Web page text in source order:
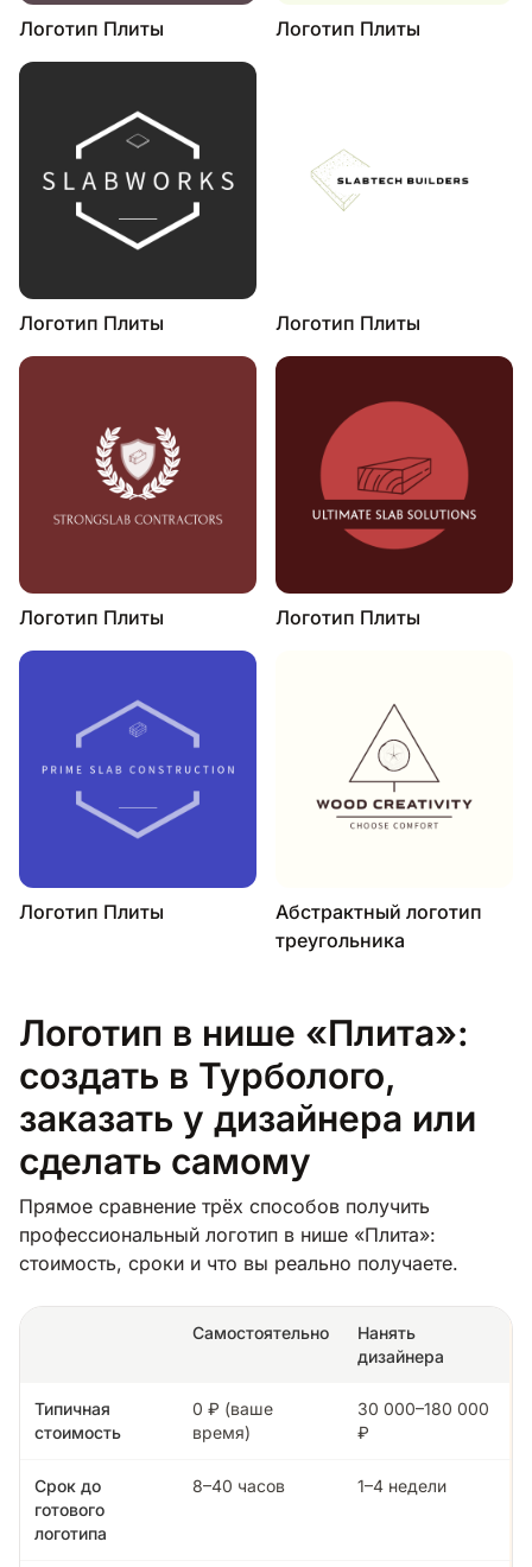
Логотип Плиты Логотип Плиты
Логотип Плиты Логотип Плиты
Логотип Плиты Логотип Плиты
Логотип Плиты
Абстрактный логотип
треугольника
Логотип в нише «Плита»:
создать в Турболого,
заказать у дизайнера или
сделать самому
Прямое сравнение трёх способов получить
профессиональный логотип в нише «Плита»:
стоимость, сроки и что вы реально получаете.
Самостоятельно
Нанять
дизайнера
Типичная
стоимость
0 ₽ (ваше
время)
30 000–180 000
₽
Срок до
готового
логотипа
8–40 часов 1–4 недели